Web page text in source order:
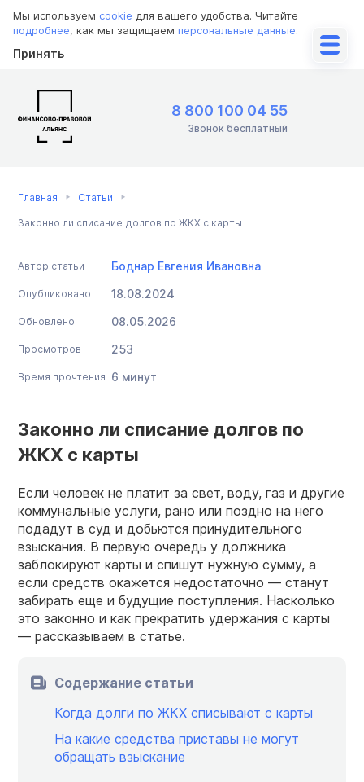
Мы используем cookie для вашего удобства. Читайте
подробнее, как мы защищаем персональные данные.
Принять
8 800 100 04 55
Звонок бесплатный
Главная Статьи
Законно ли списание долгов по ЖКХ с карты
Автор статьи Боднар Евгения Ивановна
Опубликовано 18.08.2024
Обновлено 08.05.2026
Просмотров 253
Время прочтения 6 минут
Законно ли списание долгов по
ЖКХ с карты
Если человек не платит за свет, воду, газ и другие
коммунальные услуги, рано или поздно на него
подадут в суд и добьются принудительного
взыскания. В первую очередь у должника
заблокируют карты и спишут нужную сумму, а
если средств окажется недостаточно — станут
забирать еще и будущие поступления. Насколько
это законно и как прекратить удержания с карты
— рассказываем в статье.
Содержание статьи
Когда долги по ЖКХ списывают с карты
На какие средства приставы не могут
обращать взыскание